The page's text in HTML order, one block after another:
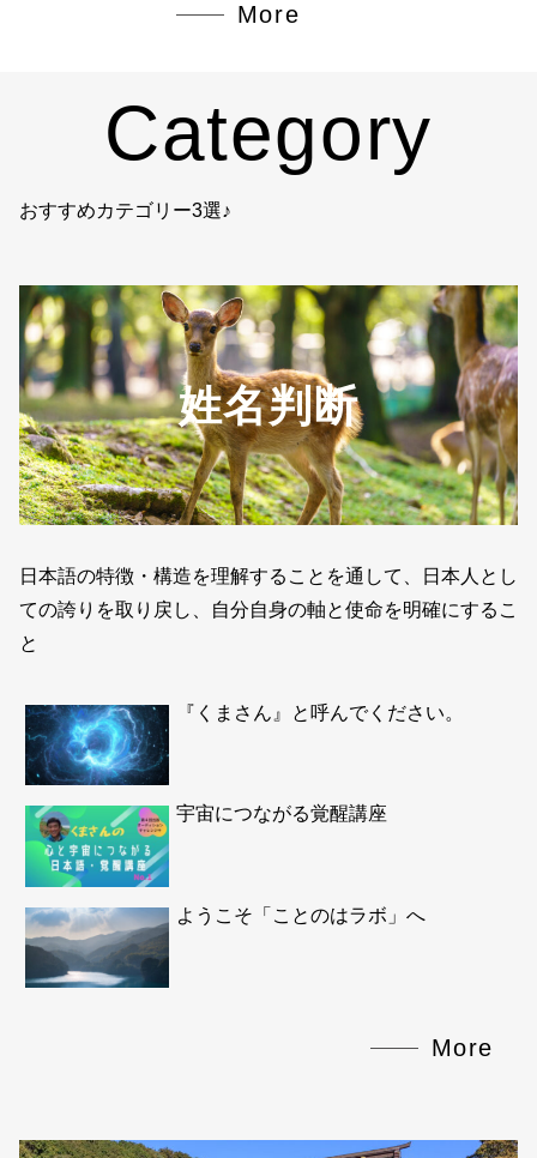
More
Category
おすすめカテゴリー3選♪
姓名判断
日本語の特徴・構造を理解することを通して、日本人とし
ての誇りを取り戻し、自分自身の軸と使命を明確にするこ
と
『くまさん』と呼んでください。
宇宙につながる覚醒講座
ようこそ「ことのはラボ」へ
More